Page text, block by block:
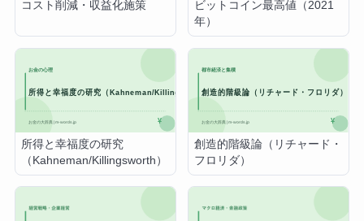
コスト削減・収益化施策
ビットコイン最高値（2021
年）
所得と幸福度の研究
（Kahneman/Killingsworth）
創造的階級論（リチャード・
フロリダ）